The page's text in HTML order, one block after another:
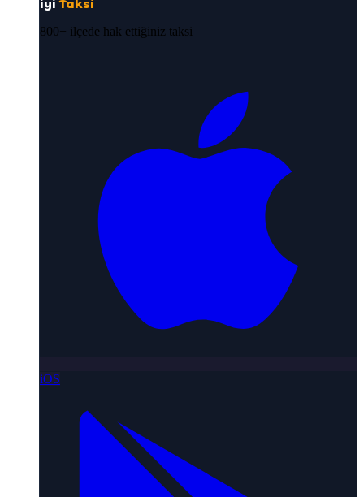
iyi Taksi
800+ ilçede hak ettiğiniz taksi
iOS